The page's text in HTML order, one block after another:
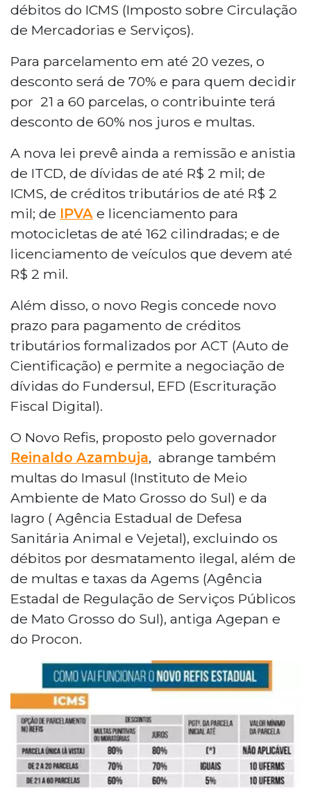
débitos do ICMS (Imposto sobre Circulação
de Mercadorias e Serviços).
Para parcelamento em até 20 vezes, o
desconto será de 70% e para quem decidir
por 21 a 60 parcelas, o contribuinte terá
desconto de 60% nos juros e multas.
A nova lei prevê ainda a remissão e anistia
de ITCD, de dívidas de até R$ 2 mil; de
ICMS, de créditos tributários de até R$ 2
mil; de IPVA e licenciamento para
motocicletas de até 162 cilindradas; e de
licenciamento de veículos que devem até
R$ 2 mil.
Além disso, o novo Regis concede novo
prazo para pagamento de créditos
tributários formalizados por ACT (Auto de
Cientificação) e permite a negociação de
dívidas do Fundersul, EFD (Escrituração
Fiscal Digital).
O Novo Refis, proposto pelo governador
Reinaldo Azambuja, abrange também
multas do Imasul (Instituto de Meio
Ambiente de Mato Grosso do Sul) e da
Iagro ( Agência Estadual de Defesa
Sanitária Animal e Vejetal), excluindo os
débitos por desmatamento ilegal, além de
de multas e taxas da Agems (Agência
Estadal de Regulação de Serviços Públicos
de Mato Grosso do Sul), antiga Agepan e
do Procon.